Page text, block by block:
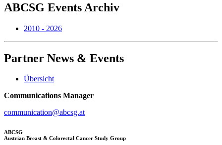
ABCSG Events Archiv
2010 - 2026
Partner News & Events
Übersicht
Communications Manager
communication@abcsg.at
ABCSG
Austrian Breast & Colorectal Cancer Study Group